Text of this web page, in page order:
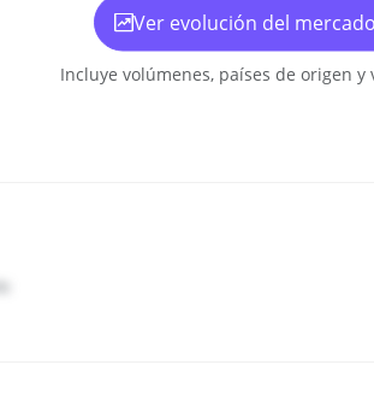
Ver evolución del
Incluye volúmenes, países de origen y